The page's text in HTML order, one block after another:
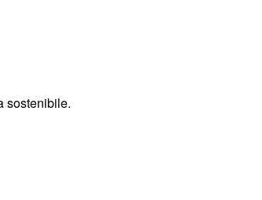
sostenibile.